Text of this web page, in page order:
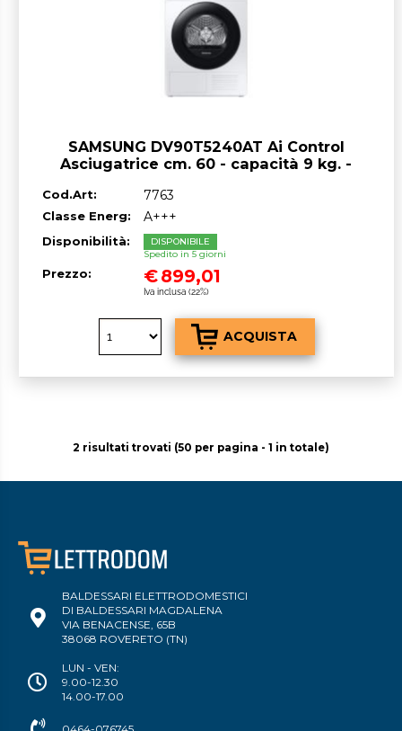
SAMSUNG DV90T5240AT Ai Control
Asciugatrice cm. 60 - capacità 9 kg. -
Cod.Art: 7763
Classe Energ: A+++
Disponibilità:
DISPONIBILE
Spedito in 5 giorni
Prezzo: €899,01
Iva inclusa (22%)
2 risultati trovati (50 per pagina - 1 in totale)
BALDESSARI ELETTRODOMESTICI
DI BALDESSARI MAGDALENA
VIA BENACENSE, 65B
38068 ROVERETO (TN)
LUN - VEN:
9.00-12.30
14.00-17.00